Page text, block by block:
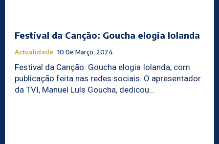
Festival da Canção: Goucha elogia Iolanda
Actualidade 10 De Março, 2024
Festival da Canção: Goucha elogia Iolanda, com
publicação feita nas redes sociais. O apresentador
da TVI, Manuel Luís Goucha, dedicou...